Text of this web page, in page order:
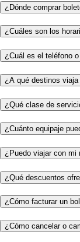
¿Dónde comprar
¿Cuáles son los
¿Cuál es el teléfono
¿A qué destinos
¿Qué clase de
¿Cuánto equipaje
¿Puedo viajar con mi
¿Qué descuentos
¿Cómo facturar un
¿Cómo cancelar o